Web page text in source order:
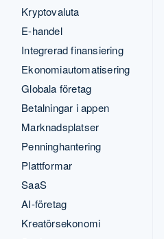
Kryptovaluta
E-handel
Integrerad finansiering
Ekonomiautomatisering
Globala företag
Betalningar i appen
Marknadsplatser
Penninghantering
Plattformar
SaaS
AI-företag
Kreatörsekonomi